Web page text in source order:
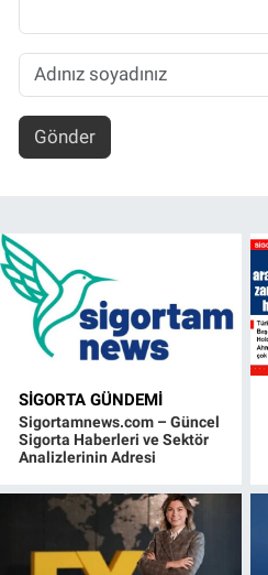
Gönder
SIGORTA GÜNDEMI
Sigortamnews.com – Güncel
Sigorta Haberleri ve Sektör
Analizlerinin Adresi